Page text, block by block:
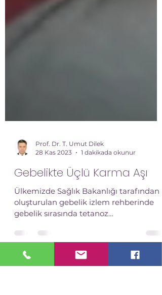
Prof. Dr. T. Umut Dilek
28 Kas 2023
1 dakikada okunur
Ülkemizde Sağlık Bakanlığı tarafından
oluşturulan gebelik izlem rehberinde
gebelik sırasında tetanoz